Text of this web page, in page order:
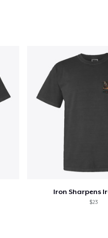
Iron Sharpens
$23